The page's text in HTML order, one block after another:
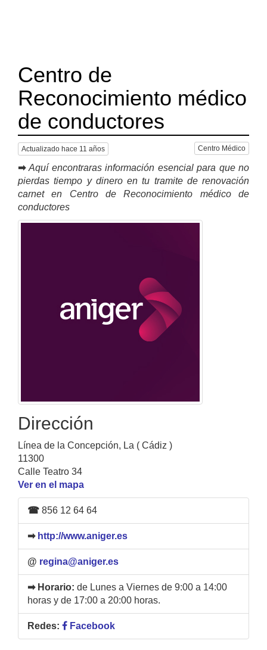
Centro de
Reconocimiento médico
de conductores
Actualizado hace 11 años Centro Médico
➡ Aquí encontraras información esencial para que no
pierdas tiempo y dinero en tu tramite de renovación
carnet en Centro de Reconocimiento médico de
conductores
Dirección
Línea de la Concepción, La ( Cádiz )
11300
Calle Teatro 34
Ver en el mapa
☎ 856 12 64 64
➡ http://www.aniger.es
@ regina@aniger.es
➡ Horario: de Lunes a Viernes de 9:00 a 14:00
horas y de 17:00 a 20:00 horas.
Redes: Facebook